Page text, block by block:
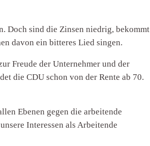
Doch sind die Zinsen niedrig, bekommt
davon ein bitteres Lied singen.
Freude der Unternehmer und der
die CDU schon von der Rente ab 70.
Ebenen gegen die arbeitende
Interessen als Arbeitende